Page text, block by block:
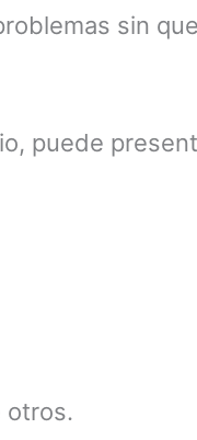
sin
puede
otros.